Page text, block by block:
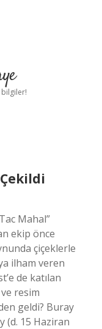
Mahal”
ekip önce
çiçeklerle
ilham veren
de katılan
resim
geldi? Buray
(d. 15 Haziran